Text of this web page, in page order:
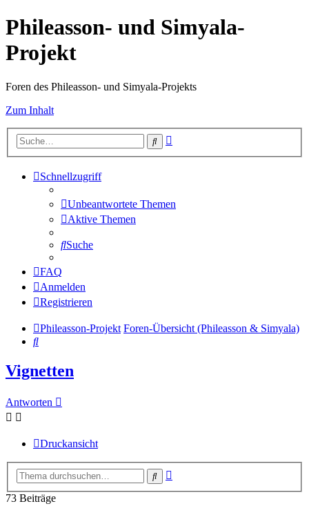
Phileasson- und Simyala-
Projekt
Foren des Phileasson- und Simyala-Projekts
Zum Inhalt
Suche
Schnellzugriff
Unbeantwortete Themen
Aktive Themen
Suche
FAQ
Anmelden
Registrieren
Phileasson-Projekt Foren-Übersicht (Phileasson & Simyala)
Suche
Vignetten
Antworten
Druckansicht
Suche
73 Beiträge